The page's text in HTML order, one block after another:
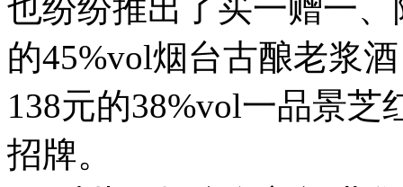
也纷纷推出了买一赠一
的45%vol烟台古酿老浆
138元的38%vol一品景
招牌。